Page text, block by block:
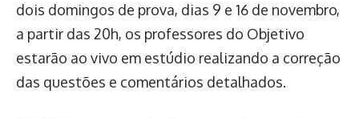
dois domingos de prova, dias 9 e 16 de novembro,
a partir das 20h, os professores do Objetivo
estarão ao vivo em estúdio realizando a correção
das questões e comentários detalhados.